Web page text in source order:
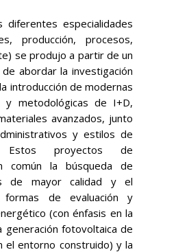
diferentes especialidades
producción, procesos,
se produjo a partir de un
abordar la investigación
introducción de modernas
y metodológicas de I+D,
avanzados, junto
y estilos de
Estos proyectos de
común la búsqueda de
de mayor calidad y el
de evaluación y
(con énfasis en la
generación fotovoltaica de
el entorno construido) y la